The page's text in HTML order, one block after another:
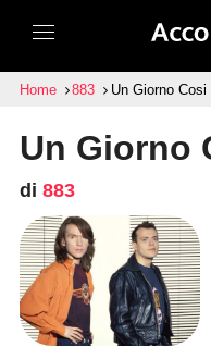
Home 883 Un Giorno Cosi
Un Giorno
di 883